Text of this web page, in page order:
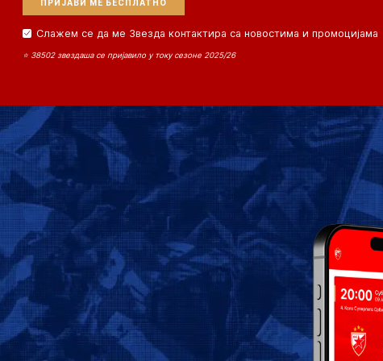
Слажем се да ме Звезда контактира са новостима и промоцијама
⭐ 38502 звездаша се пријавило у току сезоне 2025/26